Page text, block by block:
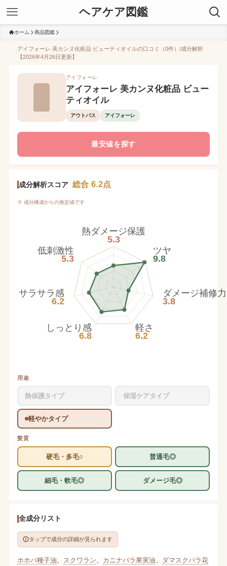
ヘアケア図鑑
ホーム 商品図鑑
アイフォーレ 美カンヌ化粧品 ビューティオイルの口コミ（0件）/成分解析
【2026年4月26日更新】
アイフォーレ
アイフォーレ 美カンヌ化粧品 ビュー
ティオイル
アウトバス アイフォーレ
最安値を探す
成分解析スコア 総合 6.2点
※ 成分構成からの推定値です
熱ダメージ保護
5.3
ツヤ
9.8
ダメージ補修力
3.8
軽さ
6.2
しっとり感
6.8
サラサラ感
6.2
低刺激性
5.3
用途
熱保護タイプ 保湿ケアタイプ
軽やかタイプ
髪質
硬毛・多毛○ 普通毛◎
細毛・軟毛◎ ダメージ毛◎
全成分リスト
タップで成分の詳細が見られます
ホホバ種子油 スクワラン カニナバラ果実油
ダマスクバラ花